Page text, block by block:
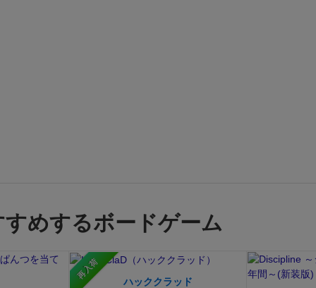
めするボードゲーム
再入荷
ハッククラッド